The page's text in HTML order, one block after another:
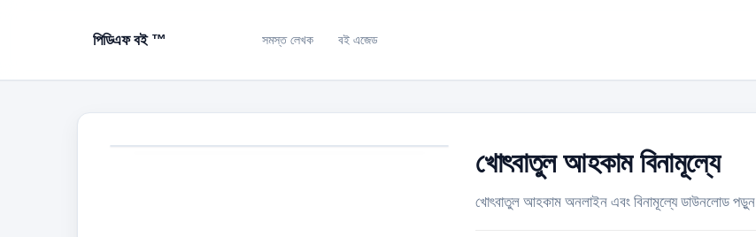
পিডিএফ বই ™ সমস্ত লেখক বই এজেড
খোৎবাতুল আহকাম বিনামূল্যে
খোৎবাতুল আহকাম অনলাইন এবং বিনামূল্যে ডাউনলোড পড়ুন